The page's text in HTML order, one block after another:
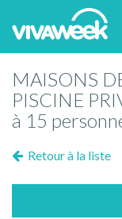
MAISONS
PISCINE
à 15
Retour à la liste